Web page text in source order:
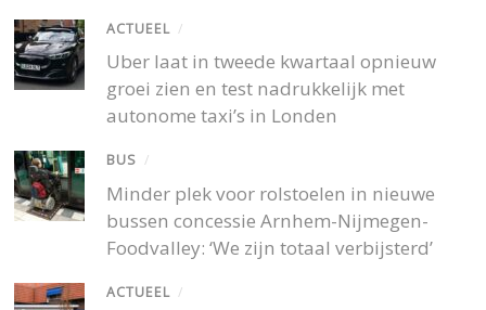
ACTUEEL /
Uber laat in tweede kwartaal opnieuw
groei zien en test nadrukkelijk met
autonome taxi’s in Londen
BUS /
Minder plek voor rolstoelen in nieuwe
bussen concessie Arnhem-Nijmegen-
Foodvalley: ‘We zijn totaal verbijsterd’
ACTUEEL /